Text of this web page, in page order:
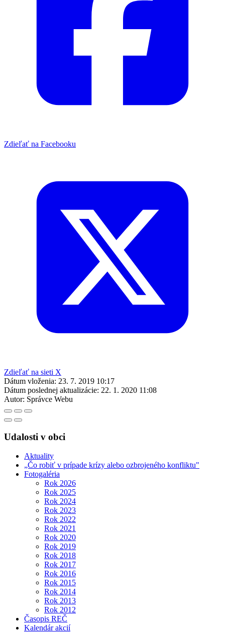
Zdieľať na Facebooku
Zdieľať na sieti X
Dátum vloženia: 23. 7. 2019 10:17
Dátum poslednej aktualizácie: 22. 1. 2020 11:08
Autor: Správce Webu
Udalosti v obci
Aktuality
„Čo robiť v prípade krízy alebo ozbrojeného konfliktu"
Fotogaléria
Rok 2026
Rok 2025
Rok 2024
Rok 2023
Rok 2022
Rok 2021
Rok 2020
Rok 2019
Rok 2018
Rok 2017
Rok 2016
Rok 2015
Rok 2014
Rok 2013
Rok 2012
Časopis REČ
Kalendár akcií